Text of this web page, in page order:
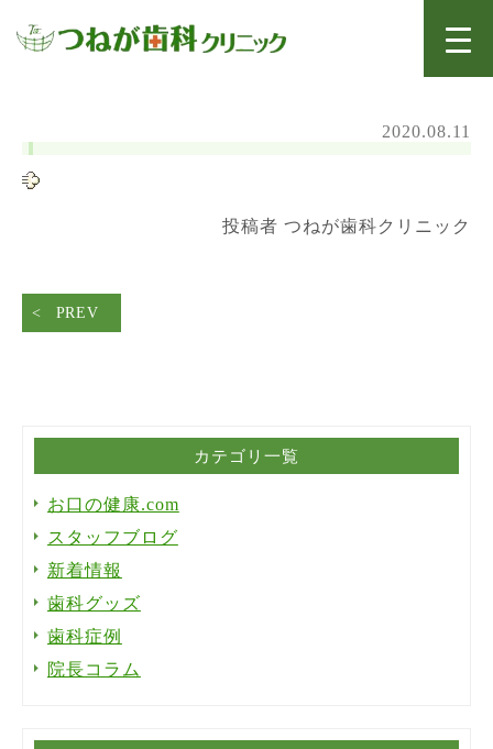
2020.08.11
投稿者 つねが歯科クリニック
PREV
カテゴリ一覧
お口の健康.com
スタッフブログ
新着情報
歯科グッズ
歯科症例
院長コラム